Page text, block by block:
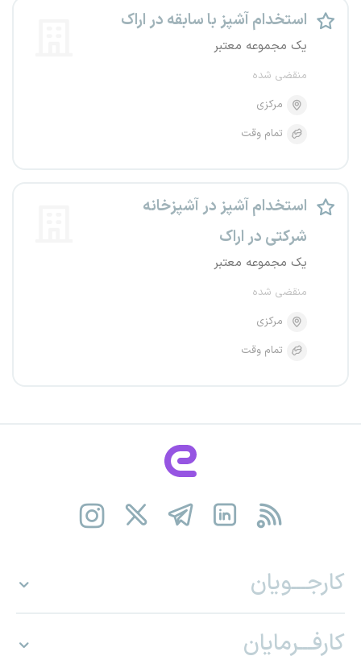
استخدام آشپز با سابقه در اراک
یک مجموعه معتبر
منقضی شده
مرکزی
تمام وقت
استخدام آشپز در آشپزخانه
شرکتی در اراک
یک مجموعه معتبر
منقضی شده
مرکزی
تمام وقت
کارجـــویان
کارفـــرمایان